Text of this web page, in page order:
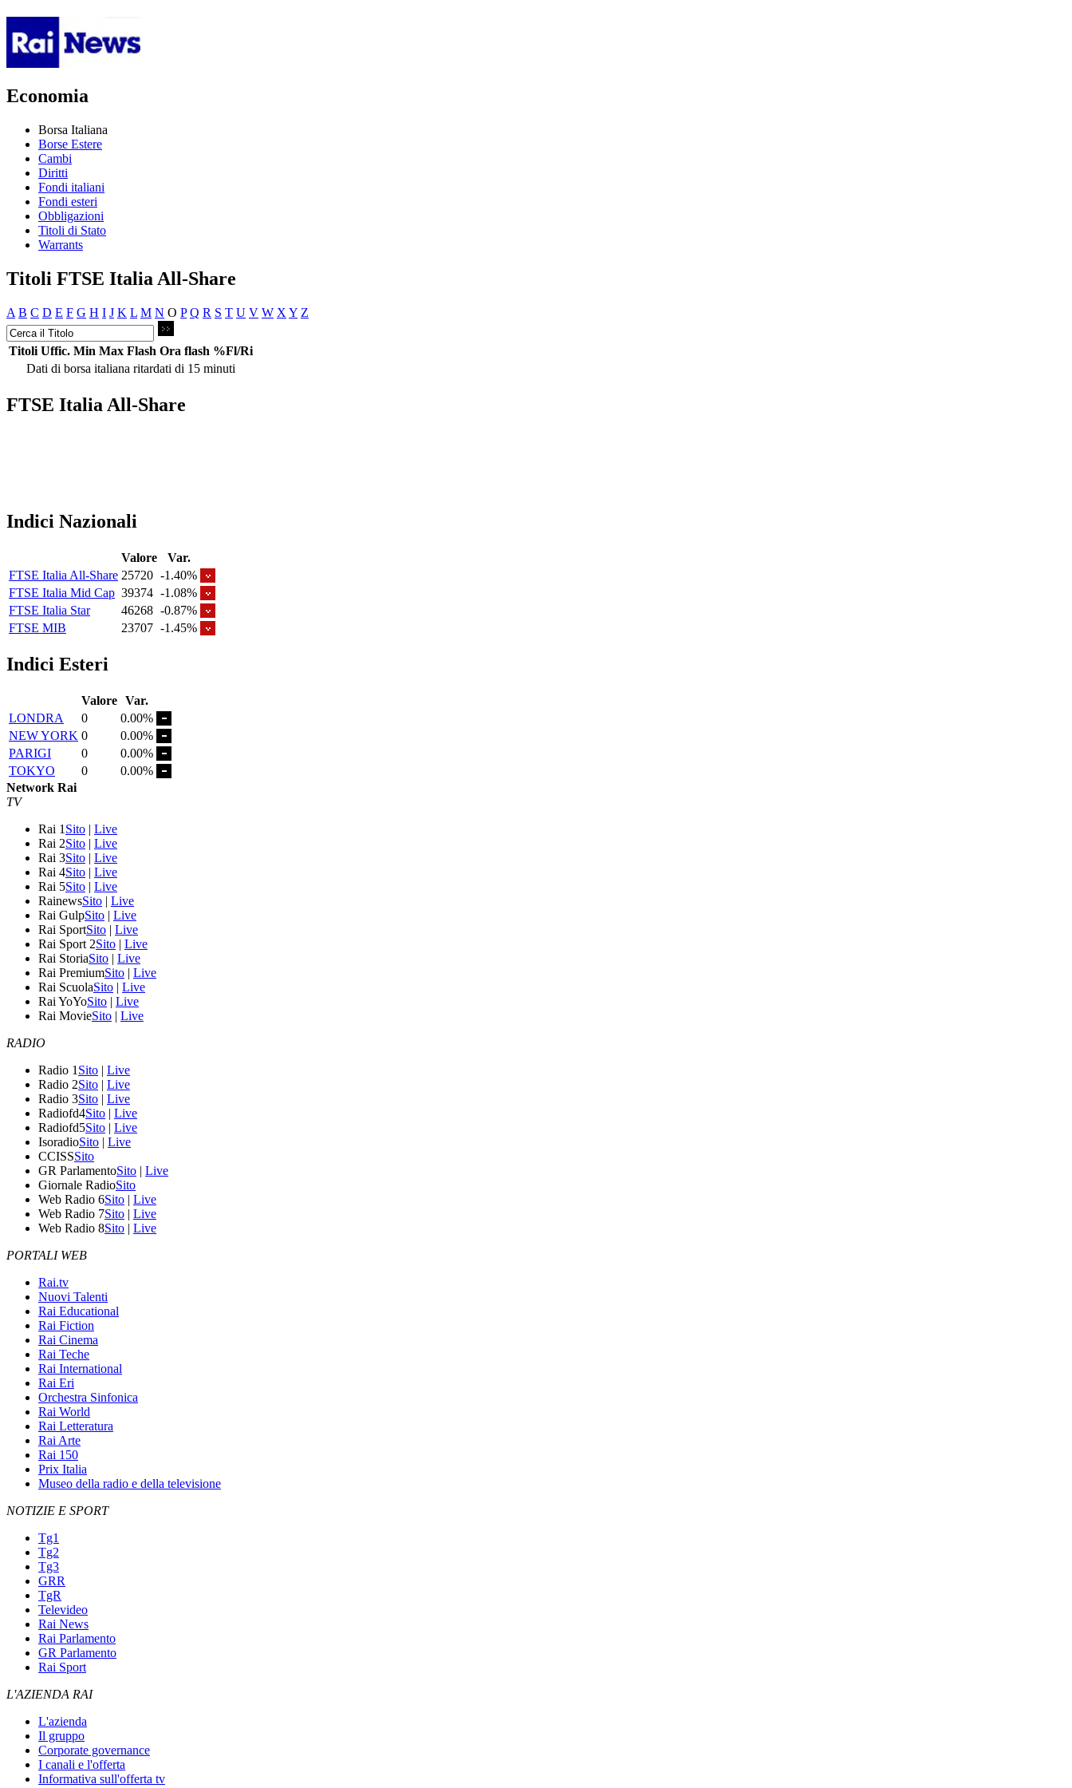
Economia
Borsa Italiana
Borse Estere
Cambi
Diritti
Fondi italiani
Fondi esteri
Obbligazioni
Titoli di Stato
Warrants
Titoli FTSE Italia All-Share
A B C D E F G H I J K L M N O P Q R S T U V W X Y Z
Titoli Uffic. Min Max Flash Ora flash %Fl/Ri
Dati di borsa italiana ritardati di 15 minuti
FTSE Italia All-Share
Indici Nazionali
Valore
Var.
FTSE Italia All-Share 25720 -1.40%
FTSE Italia Mid Cap 39374 -1.08%
FTSE Italia Star
46268 -0.87%
FTSE MIB
23707 -1.45%
Indici Esteri
Valore Var.
LONDRA
0
0.00%
NEW YORK 0
0.00%
PARIGI
0
0.00%
TOKYO
0
0.00%
Network Rai
TV
Rai 1 Sito | Live
Rai 2Sito | Live
Rai 3Sito | Live
Rai 4Sito | Live
Rai 5Sito | Live
RainewsSito | Live
Rai GulpSito | Live
Rai SportSito | Live
Rai Sport 2Sito | Live
Rai StoriaSito | Live
Rai PremiumSito | Live
Rai ScuolaSito | Live
Rai YoYoSito | Live
Rai MovieSito | Live
RADIO
Radio 1 Sito | Live
Radio 2Sito | Live
Radio 3Sito | Live
Radiofd4Sito | Live
Radiofd5Sito | Live
IsoradioSito | Live
CCISSSito
GR ParlamentoSito | Live
Giornale RadioSito
Web Radio 6Sito | Live
Web Radio 7Sito | Live
Web Radio 8Sito | Live
PORTALI WEB
Rai.tv
Nuovi Talenti
Rai Educational
Rai Fiction
Rai Cinema
Rai Teche
Rai International
Rai Eri
Orchestra Sinfonica
Rai World
Rai Letteratura
Rai Arte
Rai 150
Prix Italia
Museo della radio e della televisione
NOTIZIE E SPORT
Tg1
Tg2
Tg3
GRR
TgR
Televideo
Rai News
Rai Parlamento
GR Parlamento
Rai Sport
L'AZIENDA RAI
L'azienda
Il gruppo
Corporate governance
I canali e l'offerta
Informativa sull'offerta tv